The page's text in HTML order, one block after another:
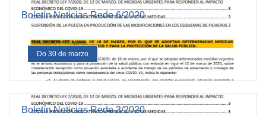
Boletín Noticias Rede 6/2020
Do 30 de marzo
Boletín Noticias Rede 3/2020